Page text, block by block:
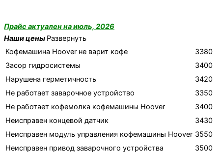
Прайс актуален на июль, 2026
Наши цены Развернуть
Кофемашина Hoover не варит кофе
3380
Засор гидросистемы
3400
Нарушена герметичность
3420
Не работает заварочное устройство
3350
Не работает кофемолка кофемашины Hoover
3400
Неисправен концевой датчик
3430
Неисправен модуль управления кофемашины Hoover 3550
Неисправен привод заварочного устройства
3500